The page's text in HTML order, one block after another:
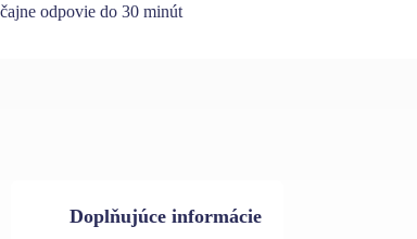
odpovie do 30 minút
Doplňujúce informácie